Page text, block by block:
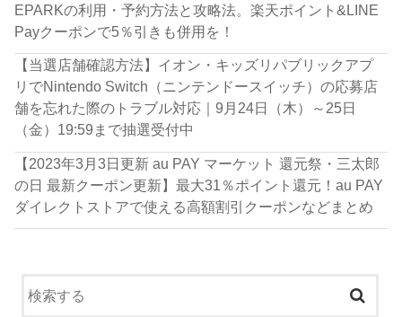
EPARKの利用・予約方法と攻略法。楽天ポイント&LINE
Payクーポンで5％引きも併用を！
【当選店舗確認方法】イオン・キッズリパブリックアプ
リでNintendo Switch（ニンテンドースイッチ）の応募店
舗を忘れた際のトラブル対応｜9月24日（木）～25日
（金）19:59まで抽選受付中
【2023年3月3日更新 au PAY マーケット 還元祭・三太郎
の日 最新クーポン更新】最大31％ポイント還元！au PAY
ダイレクトストアで使える高額割引クーポンなどまとめ